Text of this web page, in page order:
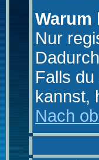
Nur
Falls
kannst,
Nach